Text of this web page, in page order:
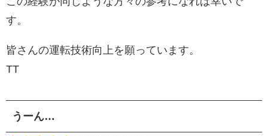
す。
皆さんの運転技術向上を願っています。
TT
うーん…